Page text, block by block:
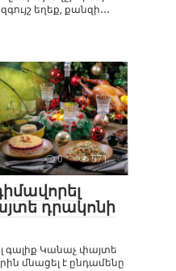
եղեք, քանզի․․․
0 571
դրակոնի
գալիք Կանաչ փայտե
մնացել է ընդամենը